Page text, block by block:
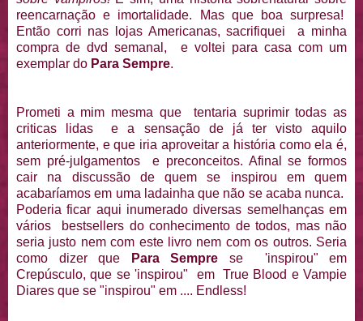
reencarnação e imortalidade. Mas que boa surpresa!
Então corri nas lojas Americanas, sacrifiquei a minha
compra de dvd semanal, e voltei para casa com um
exemplar do Para Sempre.
Prometi a mim mesma que tentaria suprimir todas as
criticas lidas e a sensação de já ter visto aquilo
anteriormente, e que iria aproveitar a história como ela é,
sem pré-julgamentos e preconceitos. Afinal se formos
cair na discussão de quem se inspirou em quem
acabaríamos em uma ladainha que não se acaba nunca.
Poderia ficar aqui inumerado diversas semelhanças em
vários bestsellers do conhecimento de todos, mas não
seria justo nem com este livro nem com os outros. Seria
como dizer que
Para Sempre se 'inspirou" em
Crepúsculo, que se 'inspirou" em True Blood e Vampie
Diares que se "inspirou" em .... Endless!